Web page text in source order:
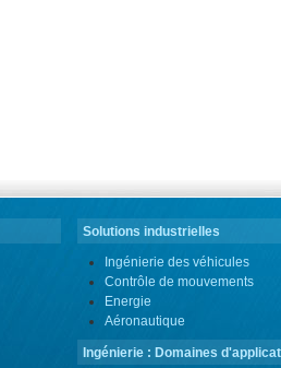
Solutions industrielles
Ingénierie des véhicules
Contrôle de mouvements
Energie
Aéronautique
Ingénierie : Domaines